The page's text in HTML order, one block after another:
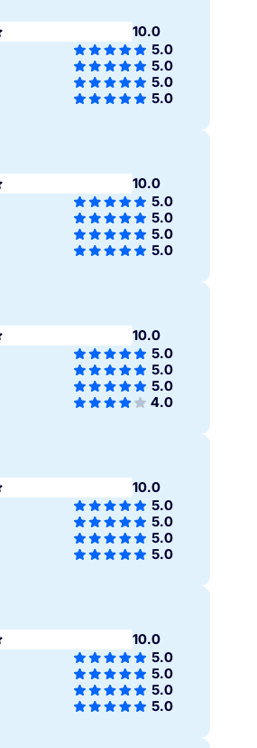
10.0
5.0
5.0
5.0
5.0
10.0
5.0
5.0
5.0
5.0
10.0
5.0
5.0
5.0
4.0
10.0
5.0
5.0
5.0
5.0
10.0
5.0
5.0
5.0
5.0